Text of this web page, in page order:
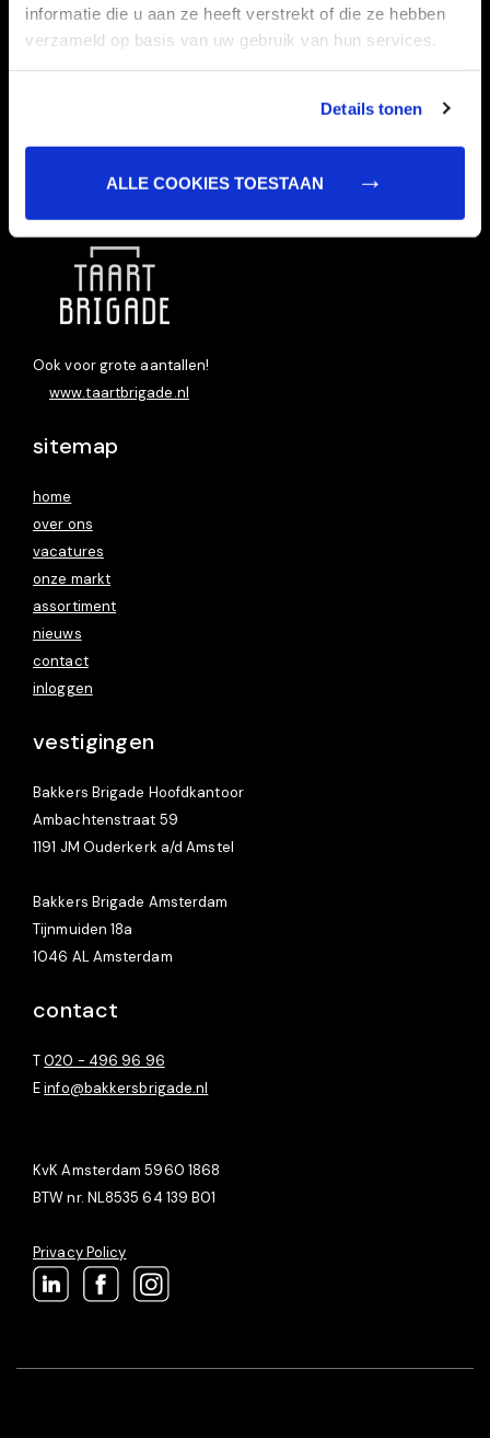
informatie die u aan ze heeft verstrekt of die ze hebben
verzameld op basis van uw gebruik van hun services.
Details tonen
ALLE COOKIES TOESTAAN
Ook voor grote aantallen!
www.taartbrigade.nl
sitemap
home
over ons
vacatures
onze markt
assortiment
nieuws
contact
inloggen
vestigingen
Bakkers Brigade Hoofdkantoor
Ambachtenstraat 59
1191 JM Ouderkerk a/d Amstel
Bakkers Brigade Amsterdam
Tijnmuiden 18a
1046 AL Amsterdam
contact
T020 - 496 96 96
Einfo@bakkersbrigade.nl
KvK Amsterdam 5960 1868
BTW nr. NL8535 64 139 B01
Privacy Policy